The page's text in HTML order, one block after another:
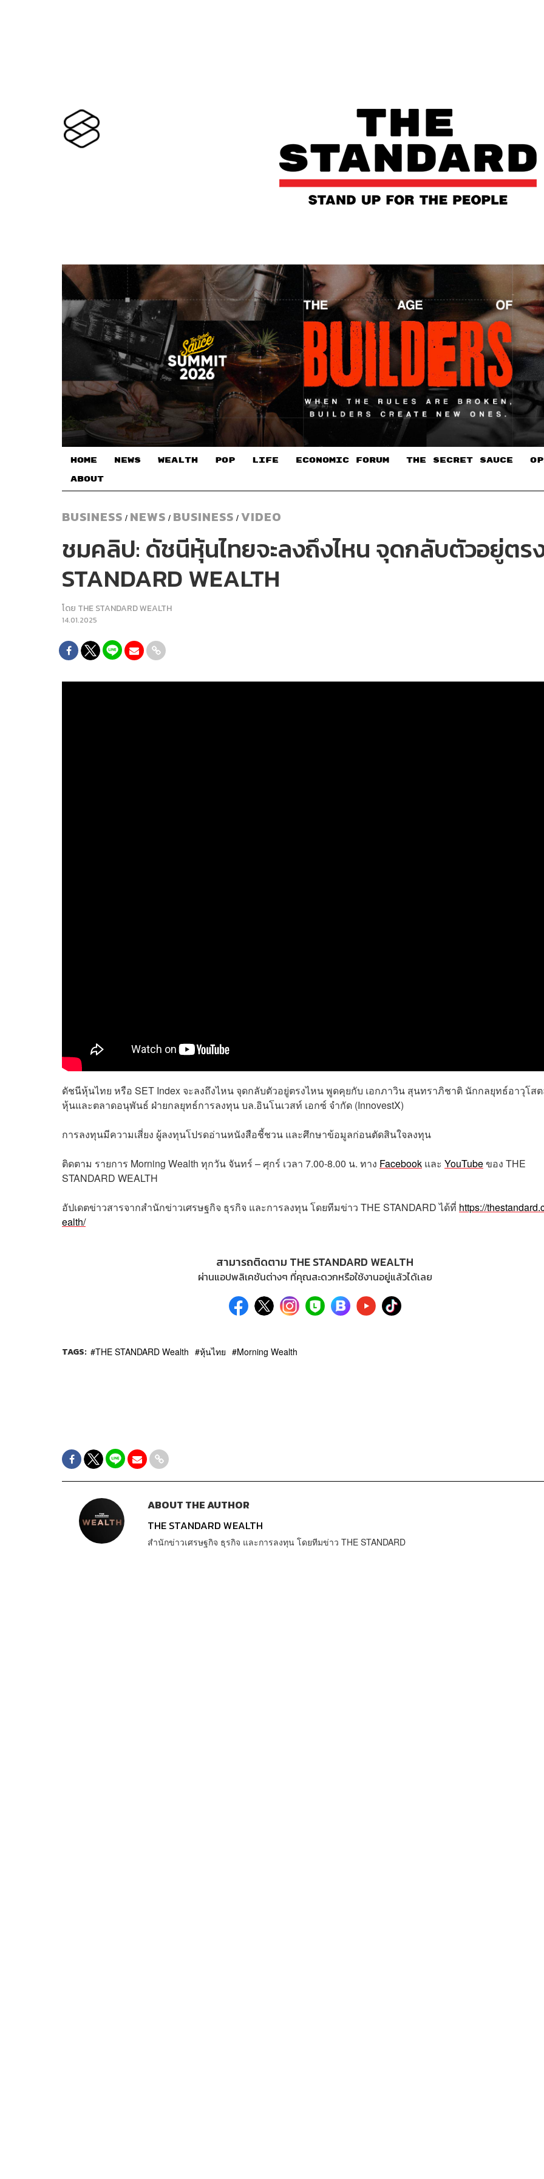
HOME NEWS WEALTH POP LIFE ECONOMIC FORUM THE SECRET SAUCE​
ABOUT
BUSINESS / NEWS / BUSINESS / VIDEO
ชมคลิป: ดัชนีหุ้นไทยจะลงถึงไหน จุดกลับตัวอยู่ตรง
STANDARD WEALTH
โดย THE STANDARD WEALTH
14.01.2025
ดัชนีหุ้นไทย หรือ SET Index จะลงถึงไหน จุดกลับตัวอยู่ตรงไหน พูดคุยกับ เอกภาวิน สุนทราภิชาติ นักกลยุทธ์อาวุโส
หุ้นและตลาดอนุพันธ์ ฝ่ายกลยุทธ์การลงทุน บล.อินโนเวสท์ เอกซ์ จำกัด (InnovestX)
การลงทุนมีความเสี่ยง ผู้ลงทุนโปรดอ่านหนังสือชี้ชวน และศึกษาข้อมูลก่อนตัดสินใจลงทุน
ติดตาม รายการ Morning Wealth ทุกวัน จันทร์ –ศุกร์ เวลา 7.00-8.00 น. ทาง Facebook และ YouTubeของ THE
STANDARD WEALTH
อัปเดตข่าวสารจากสำนักข่าวเศรษฐกิจ ธุรกิจ และการลงทุน โดยทีมข่าว THE STANDARDได้ที่ https://
ealth/
สามารถติดตาม THE STANDARD WEALTH
ผ่านแอปพลิเคชันต่างๆ ที่คุณสะดวกหรือใช้งานอยู่แล้วได้เลย
TAGS: THE STANDARD Wealth หุ้นไทย Morning Wealth
ABOUT THE AUTHOR
THE STANDARD WEALTH
สำนักข่าวเศรษฐกิจ ธุรกิจ และการลงทุน โดยทีมข่าว THE STANDARD